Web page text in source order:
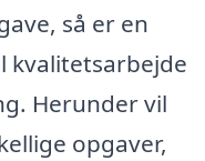
så er en
kvalitetsarbejde
Herunder vil
opgaver,